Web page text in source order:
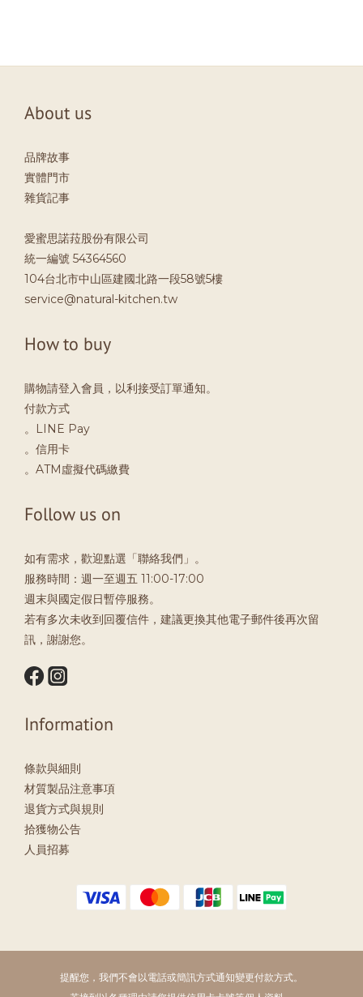
About us
品牌故事
實體門市
雜貨記事
愛蜜思諾菈股份有限公司
統一編號 54364560
104台北市中山區建國北路一段58號5樓
service@natural-kitchen.tw
How to buy
購物請登入會員，以利接受訂單通知。
付款方式
。LINE Pay
。信用卡
。ATM虛擬代碼繳費
Follow us on
如有需求，歡迎點選「聯絡我們」。
服務時間：週一至週五 11:00-17:00
週末與國定假日暫停服務。
若有多次未收到回覆信件，建議更換其他電子郵件後再次留
訊，謝謝您。
Information
條款與細則
材質製品注意事項
退貨方式與規則
拾獲物公告
人員招募
提醒您，我們不會以電話或簡訊方式通知變更付款方式。